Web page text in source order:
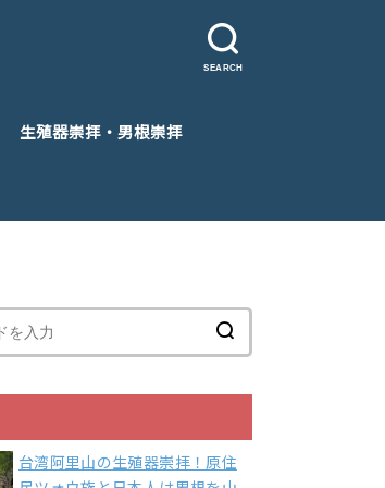
SEARCH
生殖器崇拝・男根崇拝
台湾阿里山の生殖器崇拝！原住